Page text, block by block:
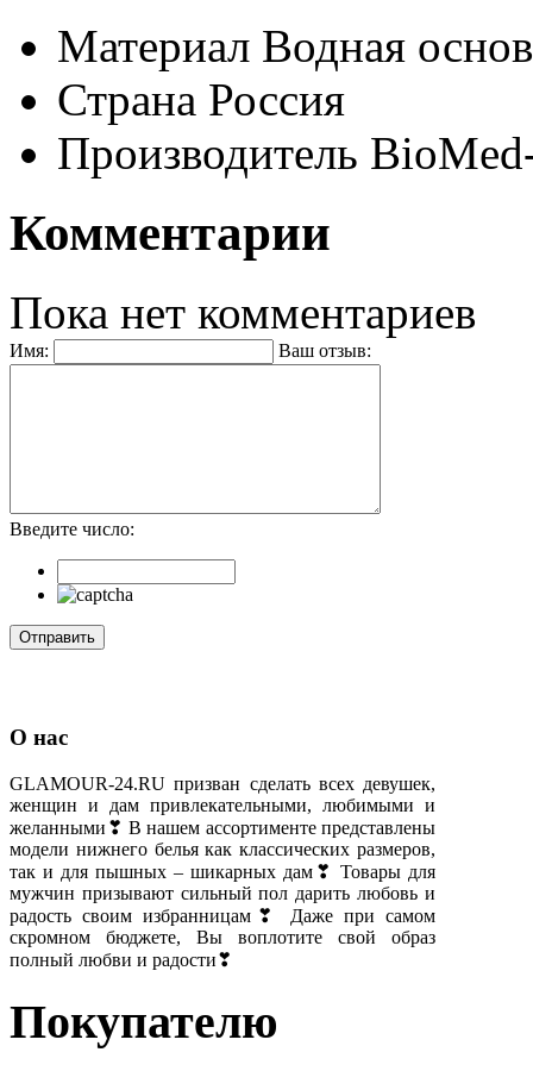
Материал Водная
Страна Россия
Производитель
Комментарии
Пока нет комментариев
Имя: Ваш отзыв:
Введите число:
О нас
GLAMOUR-24.RU призван сделать всех девушек,
женщин и дам привлекательными, любимыми и
желанными❣ В нашем ассортименте представлены
модели нижнего белья как классических размеров,
так и для пышных – шикарных дам❣ Товары для
мужчин призывают сильный пол дарить любовь и
радость своим избранницам❣ Даже при самом
скромном бюджете, Вы воплотите свой образ
полный любви и радости❣
Покупателю